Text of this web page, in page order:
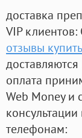
доставка
VIP
отзывы
доставляются
оплата
Web Money и
телефонам: